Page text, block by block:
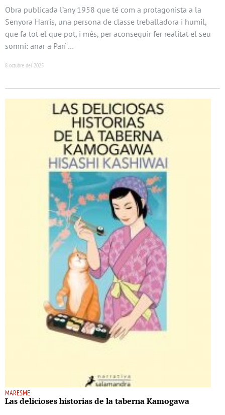
Obra publicada l’any 1958 que té com a protagonista a la
Senyora Harris, una persona de classe treballadora i humil,
que fa tot el que pot, i més, per aconseguir fer realitat el seu
somni: anar a Parí …
8 octubre del 2025
MARESME
Las delicioses historias de la taberna Kamogawa